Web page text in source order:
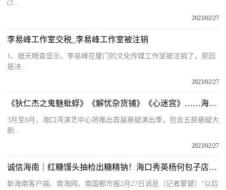
(2...
2023/02/27
李易峰工作室交税_李易峰工作室被注销
1、据天眼查显示，李易峰在厦门的文化传媒工作室被注销了，原因
是决...
2023/02/27
《狄仁杰之鬼魅蚍蜉》《解忧杂货铺》《心迷宫》……海口湾演艺中心3月开启首届悬疑演出季
3月至8月，海口湾演艺中心将推出首届悬疑演出季，包含五部悬疑大
剧...
2023/02/27
诚信海南｜红糖馒头抽检出糖精钠！海口秀英杨何包子店被立案并移交公安查处
新海南客户端、南海网、南国都市报2月27日消息（记者蒙健）“以后